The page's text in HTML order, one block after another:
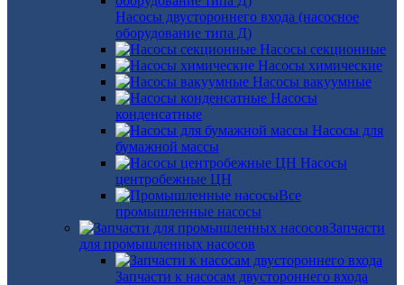
Насосы двустороннего входа (насосное
оборудование типа Д)
Насосы секционные
Насосы химические
Насосы вакуумные
Насосы
конденсатные
Насосы для
бумажной массы
Насосы
центробежные ЦН
Все
промышленные насосы
Запчасти
для промышленных насосов
Запчасти к насосам двустороннего входа